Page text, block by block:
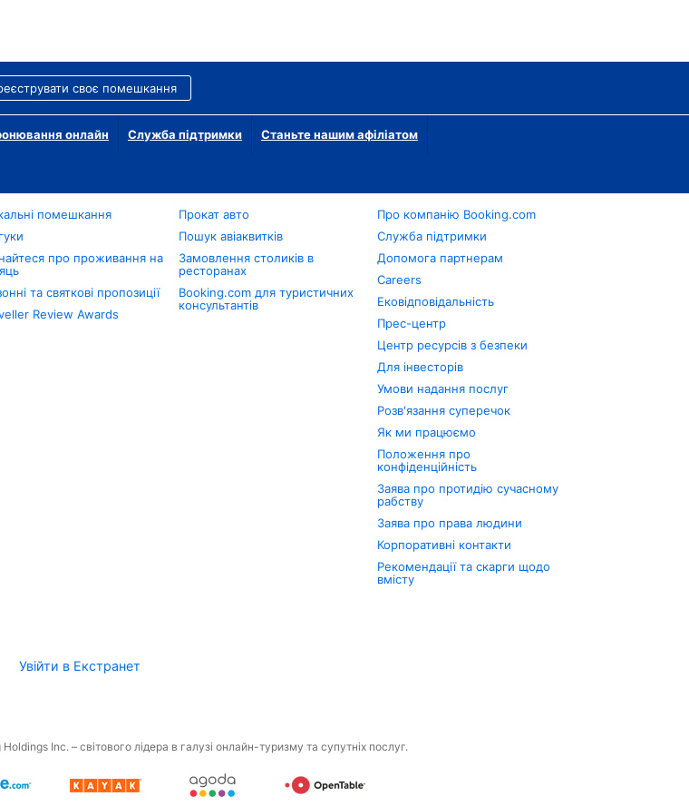
своє помешкання
онлайн Служба підтримки Станьте нашим афіліатом
помешкання
про проживання на
та святкові пропозиції
Review Awards
Прокат авто
Пошук авіаквитків
Замовлення столиків в
ресторанах
Booking.com для туристичних
консультантів
Про компанію Booking.com
Служба підтримки
Допомога партнерам
Careers
Ековідповідальність
Прес-центр
Центр ресурсів з безпеки
Для інвесторів
Умови надання послуг
Розв'язання суперечок
Як ми працюємо
Положення про
конфіденційність
Заява про протидію сучасному
рабству
Заява про права людини
Корпоративні контакти
Рекомендації та скарги щодо
вмісту
Увійти в Екстранет
Inc. – світового лідера в галузі онлайн-туризму та супутніх послуг.